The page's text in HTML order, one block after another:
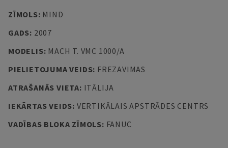
ZĪMOLS: MIND
GADS: 2007
MODELIS: MACH T. VMC 1000/A
PIELIETOJUMA VEIDS: FREZAVIMAS
ATRAŠANĀS VIETA: ITĀLIJA
IEKĀRTAS VEIDS: VERTIKĀLAIS APSTRĀDES CENTRS
VADĪBAS BLOKA ZĪMOLS: FANUC